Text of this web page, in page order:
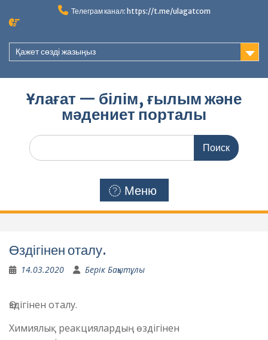
Телеграм канал: https://t.me/ulagatcom
Қажет сөзді жазыңыз
Ұлағат — білім, ғылым және
мәдениет порталы
Поиск
по:
Меню
Өздігінен оталу.
14.03.2020 Берік Бақытұлы
Өздігінен оталу.
Химиялық реакциялардың өздігінен